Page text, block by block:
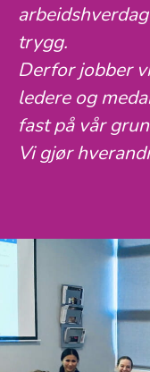
trygg.
Derfor jobber
ledere og
fast på vår
Vi gjør